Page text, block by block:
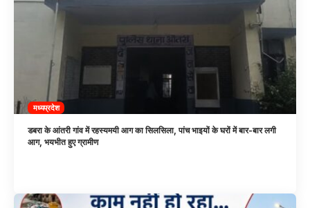
मध्यप्रदेश
डबरा के आंतरी गांव में रहस्यमयी आग का सिलसिला, पांच भाइयों के घरों में बार-बार लगी
आग, भयभीत हुए ग्रामीण